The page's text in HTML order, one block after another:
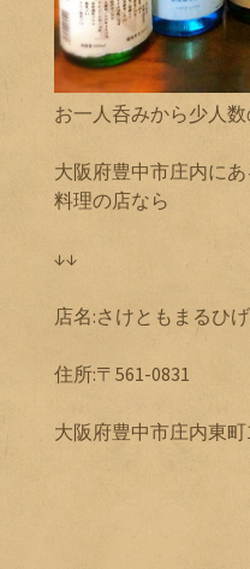
お一人呑みから少人数
大阪府豊中市庄内に
料理の店なら
↓↓
店名:さけともまるひ
住所:〒561-0831
大阪府豊中市庄内東